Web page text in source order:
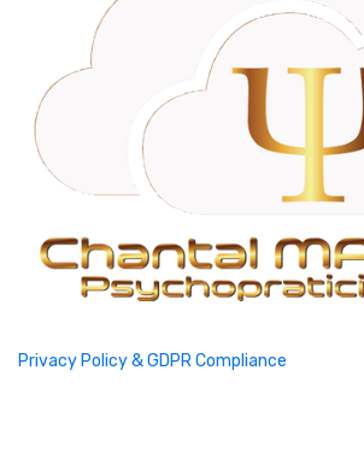
Privacy Policy & GDPR Compliance